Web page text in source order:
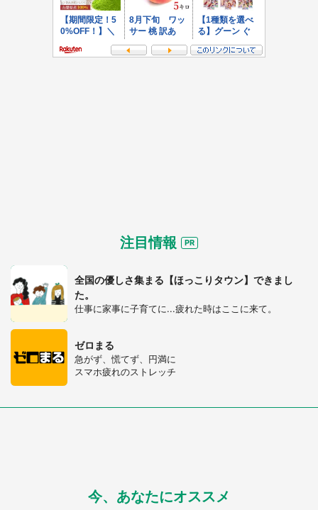
注目情報
全国の優しさ集まる【ほっこりタウン】できまし
た。
仕事に家事に子育てに...疲れた時はここに来て。
ゼロまる
急がず、慌てず、円満に
スマホ疲れのストレッチ
今、あなたにオススメ